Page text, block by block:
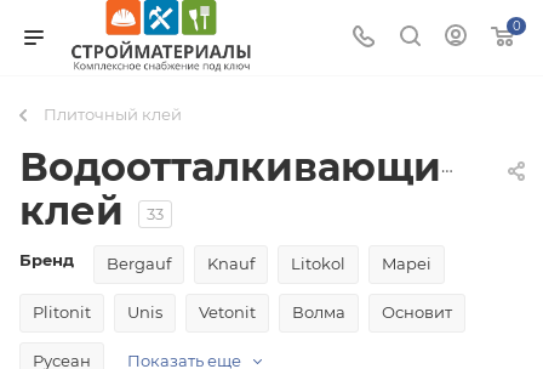
0
Плиточный клей
Водоотталкивающий
клей
33
Бренд Bergauf Knauf Litokol Mapei
Plitonit Unis Vetonit Волма Основит
Русеан Показать еще